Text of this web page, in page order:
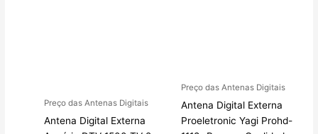
Preço das Antenas Digitais
Antena Digital Externa
Preço das Antenas Digitais
Antena Digital Externa
Proeletronic Yagi Prohd-